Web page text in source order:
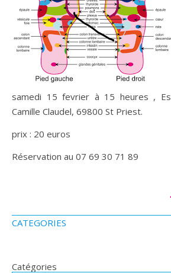
samedi 15 fevrier à 15 heures ,
Camille Claudel, 69800 St Priest.
prix : 20 euros
Réservation au 07 69 30 71 89
CATEGORIES
Catégories